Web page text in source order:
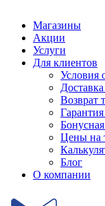
Магазины
Акции
Услуги
Для клиентов
Условия
Возврат
Цены на
Блог
О компании